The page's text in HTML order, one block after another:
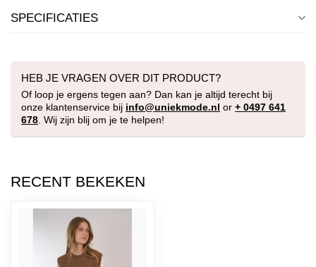
SPECIFICATIES
HEB JE VRAGEN OVER DIT PRODUCT?
Of loop je ergens tegen aan? Dan kan je altijd terecht bij
onze klantenservice bij info@uniekmode.nl or + 0497 641
678. Wij zijn blij om je te helpen!
RECENT BEKEKEN